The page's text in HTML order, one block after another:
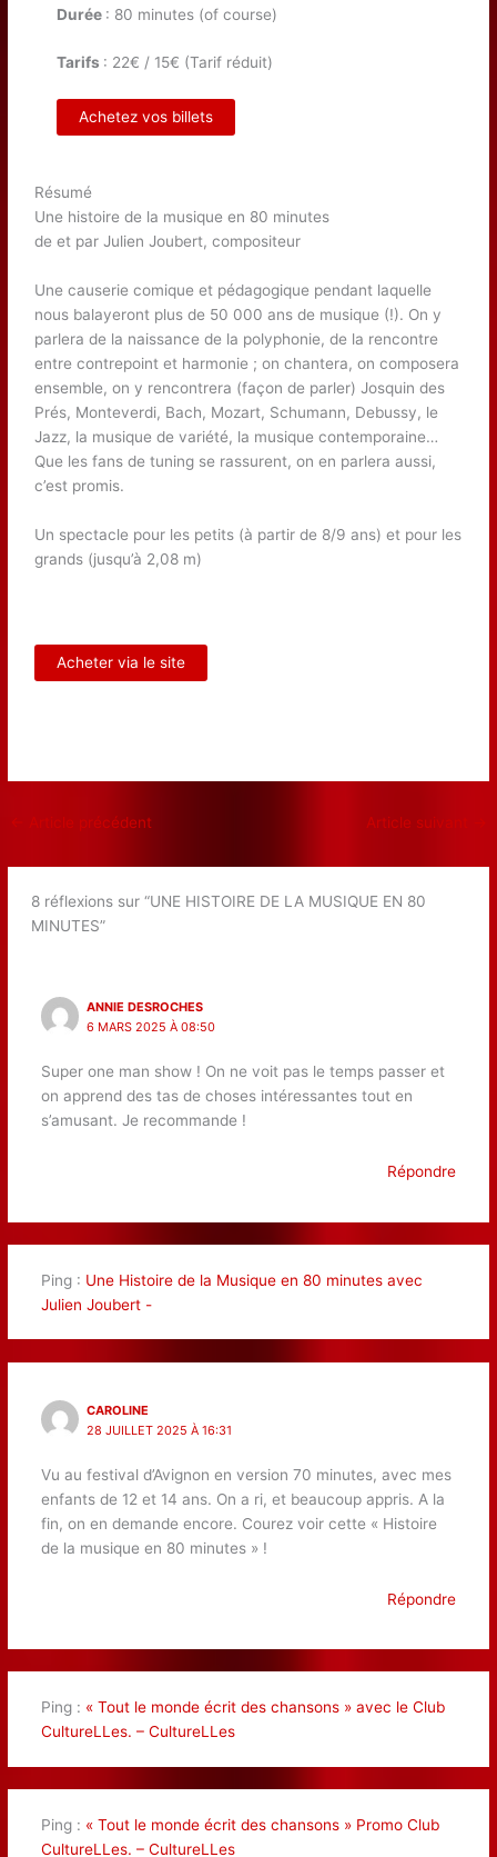
Durée : 80 minutes (of course)
Tarifs : 22€ / 15€ (Tarif réduit)
Achetez vos billets
Résumé
Une histoire de la musique en 80 minutes
de et par Julien Joubert, compositeur
Une causerie comique et pédagogique pendant laquelle
nous balayeront plus de 50 000 ans de musique (!). On y
parlera de la naissance de la polyphonie, de la rencontre
entre contrepoint et harmonie ; on chantera, on composera
ensemble, on y rencontrera (façon de parler) Josquin des
Prés, Monteverdi, Bach, Mozart, Schumann, Debussy, le
Jazz, la musique de variété, la musique contemporaine…
Que les fans de tuning se rassurent, on en parlera aussi,
c’est promis.
Un spectacle pour les petits (à partir de 8/9 ans) et pour les
grands (jusqu’à 2,08 m)
Acheter via le site
← Article précédent Article suivant
8 réflexions sur “UNE HISTOIRE DE LA MUSIQUE EN 80
MINUTES”
ANNIE DESROCHES
6 MARS 2025 À 08:50
Super one man show ! On ne voit pas le temps passer et
on apprend des tas de choses intéressantes tout en
s’amusant. Je recommande !
Répondre
Ping : Une Histoire de la Musique en 80 minutes avec
Julien Joubert -
CAROLINE
28 JUILLET 2025 À 16:31
Vu au festival d’Avignon en version 70 minutes, avec mes
enfants de 12 et 14 ans. On a ri, et beaucoup appris. A la
fin, on en demande encore. Courez voir cette « Histoire
de la musique en 80 minutes » !
Répondre
Ping : « Tout le monde écrit des chansons » avec le Club
CultureLLes. – CultureLLes
Ping : « Tout le monde écrit des chansons » Promo Club
CultureLLes. – CultureLLes